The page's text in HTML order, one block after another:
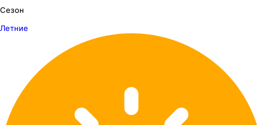
Сезон
Летние